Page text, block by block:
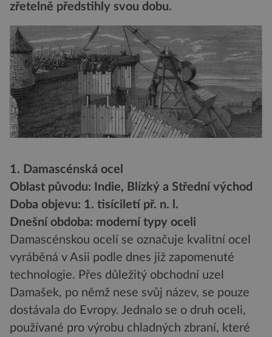
zřetelně předstihly svou dobu.
1. Damascénská ocel
Oblast původu: Indie, Blízký a Střední východ
Doba objevu: 1. tisíciletí př. n. l.
Dnešní obdoba: moderní typy oceli
Damascénskou ocelí se označuje kvalitní ocel
vyráběná v Asii podle dnes již zapomenuté
technologie. Přes důležitý obchodní uzel
Damašek, po němž nese svůj název, se pouze
dostávala do Evropy. Jednalo se o druh oceli,
používané pro výrobu chladných zbraní, které